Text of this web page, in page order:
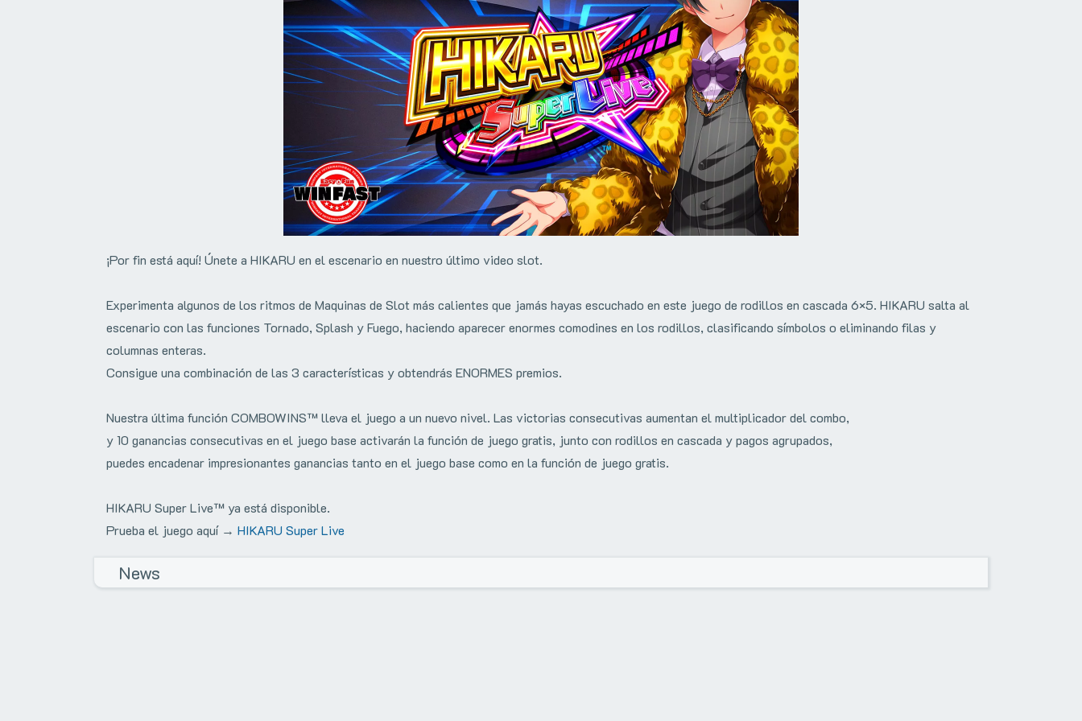
¡Por fin está aquí! Únete a HIKARU en el escenario en nuestro último video slot.
Experimenta algunos de los ritmos de Maquinas de Slot más calientes que jamás hayas escuchado en este juego de rodillos en cascada 6×5. HIKARU salta al
escenario con las funciones Tornado, Splash y Fuego, haciendo aparecer enormes comodines en los rodillos, clasificando símbolos o eliminando filas y
columnas enteras.
Consigue una combinación de las 3 características y obtendrás ENORMES premios.
Nuestra última función COMBOWINS™ lleva el juego a un nuevo nivel. Las victorias consecutivas aumentan el multiplicador del combo,
y 10 ganancias consecutivas en el juego base activarán la función de juego gratis, junto con rodillos en cascada y pagos agrupados,
puedes encadenar impresionantes ganancias tanto en el juego base como en la función de juego gratis.
HIKARU Super Live™ ya está disponible.
Prueba el juego aquí → HIKARU Super Live
News